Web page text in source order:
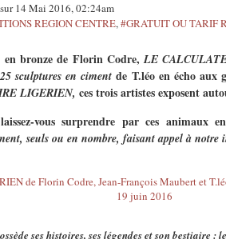
14 Mai 2016, 02:24am
REGION CENTRE,#GRATUIT OU TARIF
en bronze de Florin Codre,LE
25 sculptures en ciment de T.léo​ en écho aux
LIGERIEN, ces trois artistes exposent
vous surprendre par ces animaux
seuls ou en nombre, faisant appel à
ses histoires, ses légendes et son bestiaire :